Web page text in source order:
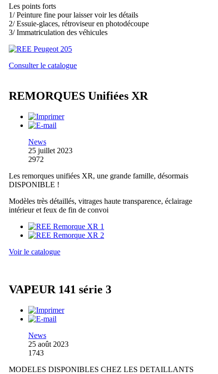
Les points forts
1/ Peinture fine pour laisser voir les détails
2/ Essuie-glaces, rétroviseur en photodécoupe
3/ Immatriculation des véhicules
Consulter le catalogue
REMORQUES Unifiées XR
News
25 juillet 2023
2972
Les remorques unifiées XR, une grande famille, désormais
DISPONIBLE !
Modèles très détaillés, vitrages haute transparence, éclairage
intérieur et feux de fin de convoi
Voir le catalogue
VAPEUR 141 série 3
News
25 août 2023
1743
MODELES DISPONIBLES CHEZ LES DETAILLANTS